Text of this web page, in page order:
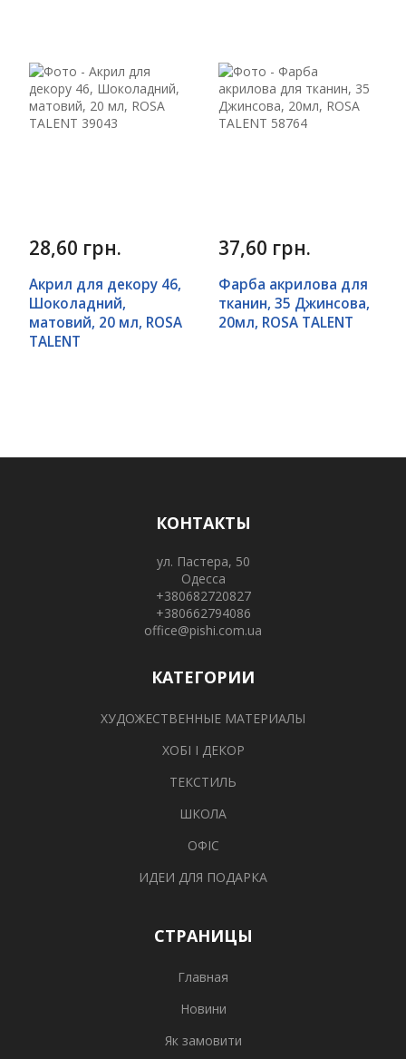
28,60 грн.
Акрил для декору 46,
Шоколадний,
матовий, 20 мл, ROSA
TALENT
37,60 грн.
Фарба акрилова для
тканин, 35 Джинсова,
20мл, ROSA TALENT
КОНТАКТЫ
ул. Пастера, 50
Одесса
+380682720827
+380662794086
office@pishi.com.ua
КАТЕГОРИИ
ХУДОЖЕСТВЕННЫЕ МАТЕРИАЛЫ
ХОБІ І ДЕКОР
ТЕКСТИЛЬ
ШКОЛА
ОФІС
ИДЕИ ДЛЯ ПОДАРКА
СТРАНИЦЫ
Главная
Новини
Як замовити